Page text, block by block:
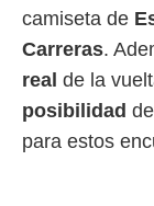
cookies
aceptar
camiseta de
Carreras.
real de la
posibilidad
para estos